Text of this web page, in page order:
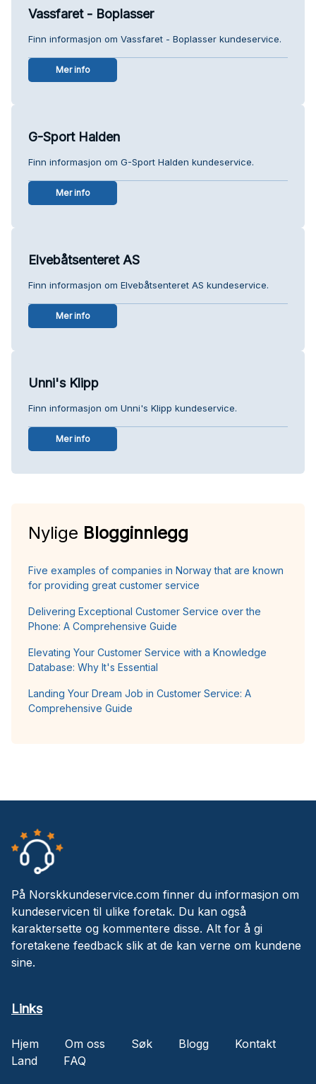
Vassfaret - Boplasser
Finn informasjon om Vassfaret - Boplasser kundeservice.
Mer info
G-Sport Halden
Finn informasjon om G-Sport Halden kundeservice.
Mer info
Elvebåtsenteret AS
Finn informasjon om Elvebåtsenteret AS kundeservice.
Mer info
Unni's Klipp
Finn informasjon om Unni's Klipp kundeservice.
Mer info
Nylige Blogginnlegg
Five examples of companies in Norway that are known
for providing great customer service
Delivering Exceptional Customer Service over the
Phone: A Comprehensive Guide
Elevating Your Customer Service with a Knowledge
Database: Why It's Essential
Landing Your Dream Job in Customer Service: A
Comprehensive Guide
På Norskkundeservice.com finner du informasjon om
kundeservicen til ulike foretak. Du kan også
karaktersette og kommentere disse. Alt for å gi
foretakene feedback slik at de kan verne om kundene
sine.
Links
Hjem Om oss Søk Blogg
Kontakt
Land
FAQ